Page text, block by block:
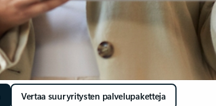
Vertaa suuryritysten palvelupaketteja